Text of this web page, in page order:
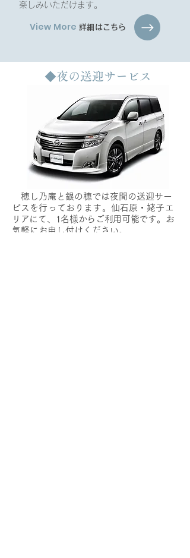
楽しみいただけます。
View More 詳細はこちら
夜の送迎サービス◆
穂し乃庵と銀の穂では夜間の送迎サー
ビスを行っております。仙石原・姥子エ
リアにて、1名様からご利用可能です。お
気軽にお申し付けください。